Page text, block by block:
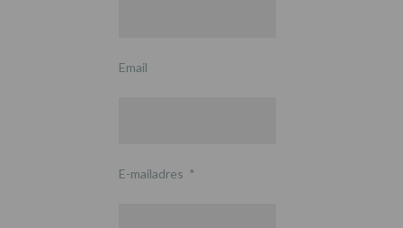
Email
E-mailadres *